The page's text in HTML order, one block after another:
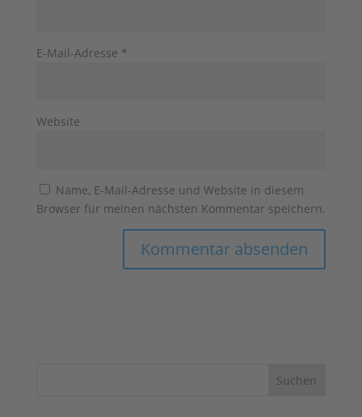
E-Mail-Adresse *
Website
Name, E-Mail-Adresse und Website in diesem
Browser für meinen nächsten Kommentar speichern.